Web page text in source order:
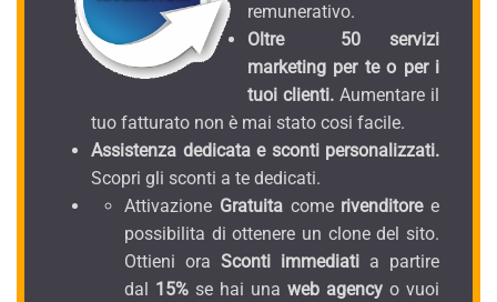
remunerativo.
Oltre 50 servizi
marketing per te o per i
tuoi clienti. Aumentare il
tuo fatturato non è mai stato cosi facile.
Assistenza dedicata e sconti personalizzati.
Scopri gli sconti a te dedicati.
Attivazione Gratuitacomerivenditoree
possibilita di ottenere un clone del sito.
Ottieni ora Sconti immediati a partire
dal 15% se hai una web agency o vuoi